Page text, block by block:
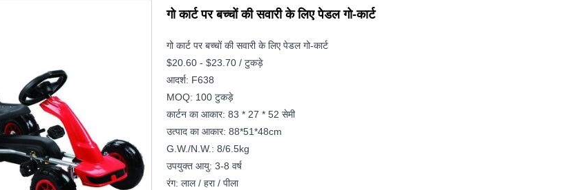
गो कार्ट पर बच्चों की सवारी के लिए पेडल गो-कार्ट
गो कार्ट पर बच्चों की सवारी के लिए पेडल गो-कार्ट
$20.60 - $23.70 / टुकड़े
आदर्श: F638
MOQ: 100 टुकड़े
कार्टन का आकार: 83 * 27 * 52 सेमी
उत्पाद का आकार: 88*51*48cm
G.W./N.W.: 8/6.5kg
उपयुक्त आयु: 3-8 वर्ष
रंग: लाल / हरा / पीला